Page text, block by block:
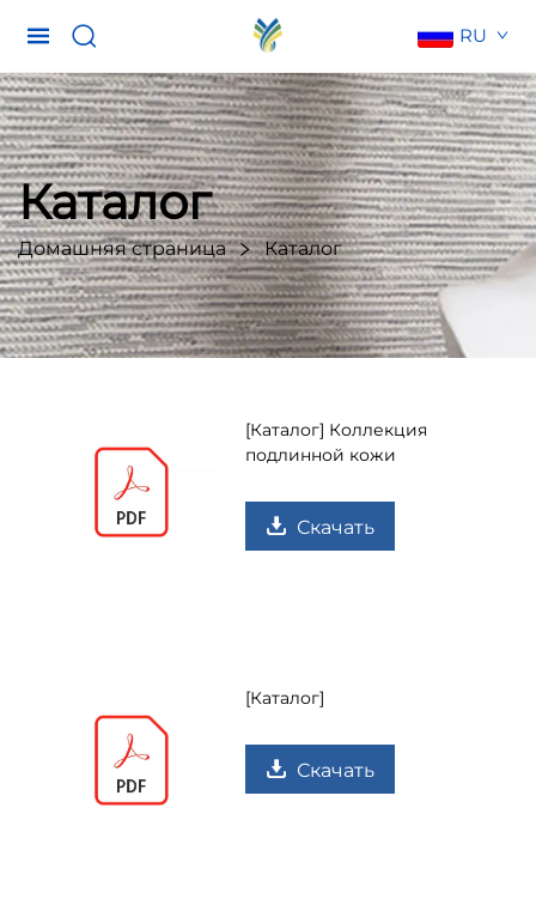
RU
Каталог
Домашняя страница Каталог
[Каталог] Коллекция
подлинной кожи
Скачать
[Каталог]
Скачать